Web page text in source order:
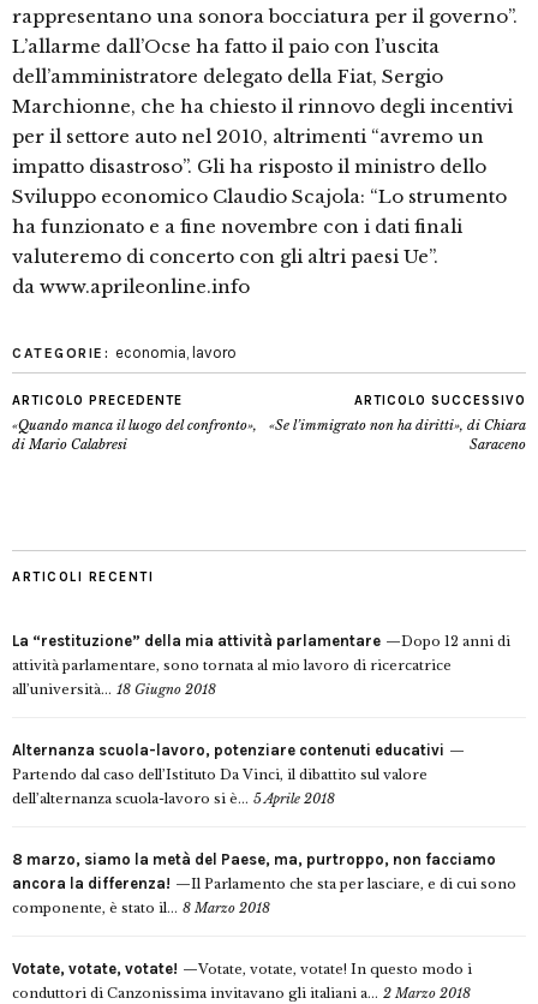
rappresentano una sonora bocciatura per il governo”.
L’allarme dall’Ocse ha fatto il paio con l’uscita
dell’amministratore delegato della Fiat, Sergio
Marchionne, che ha chiesto il rinnovo degli incentivi
per il settore auto nel 2010, altrimenti “avremo un
impatto disastroso”. Gli ha risposto il ministro dello
Sviluppo economico Claudio Scajola: “Lo strumento
ha funzionato e a fine novembre con i dati finali
valuteremo di concerto con gli altri paesi Ue”.
da www.aprileonline.info
CATEGORIE: economia, lavoro
ARTICOLO PRECEDENTE
«Quando manca il luogo del confronto»,
di Mario Calabresi
ARTICOLO SUCCESSIVO
«Se l’immigrato non ha diritti», di Chiara
Saraceno
ARTICOLI RECENTI
La “restituzione” della mia attività parlamentare
Dopo 12 anni di
attività parlamentare, sono tornata al mio lavoro di ricercatrice
all’università... 18 Giugno 2018
Alternanza scuola-lavoro, potenziare contenuti educativi
Partendo dal caso dell’Istituto Da Vinci, il dibattito sul valore
dell’alternanza scuola-lavoro si è... 5 Aprile 2018
8 marzo, siamo la metà del Paese, ma, purtroppo, non facciamo
ancora la differenza!
Il Parlamento che sta per lasciare, e di cui sono
componente, è stato il... 8 Marzo 2018
Votate, votate, votate!
Votate, votate, votate! In questo modo i
conduttori di Canzonissima invitavano gli italiani a... 2 Marzo 2018